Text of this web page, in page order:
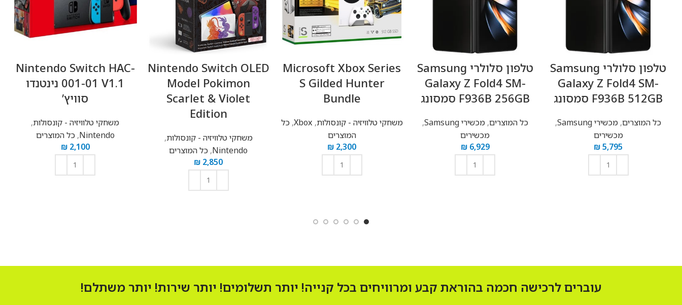
טלפון סלולרי Samsung
Galaxy Z Fold4 SM-
F936B 512GB סמסונג
כל המוצרים, מכשירי Samsung
,
מכשירים
₪5,795
טלפון סלולרי Samsung
Galaxy Z Fold4 SM-
F936B 256GB סמסונג
כל המוצרים,מכשירי Samsung
,
מכשירים
₪6,929
Microsoft Xbox Series
S Gilded Hunter
Bundle
משחקי טלוויזיה - קונסולות,
Xbox
,כל
המוצרים
₪ 2,300
Nintendo Switch OLED
Model Pokimon
Scarlet & Violet
Edition
משחקי טלוויזיה - קונסולות,
Nintendo
, כל המוצרים
₪ 2,850
Nintendo Switch HAC-
001-01 V1.1 נינטנדו
סוויץ’
משחקי טלוויזיה - קונסולות,
Nintendo
,כל המוצרים
₪2,100
עוברים לרכישה חכמה בהוראת קבע ומרוויחים בכל קנייה! יותר תשלומים! יותר שירות! יותר משתלם!